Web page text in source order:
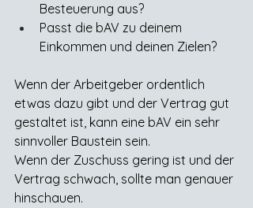
Besteuerung aus?
Passt die bAV zu deinem
Einkommen und deinen Zielen?
Wenn der Arbeitgeber ordentlich
etwas dazu gibt und der Vertrag gut
gestaltet ist, kann eine bAV ein sehr
sinnvoller Baustein sein.
Wenn der Zuschuss gering ist und der
Vertrag schwach, sollte man genauer
hinschauen.